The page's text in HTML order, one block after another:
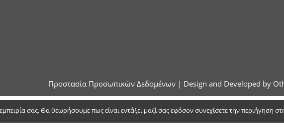
Προστασία Προσωπικών Δεδομένων | Design and Developed by
σας. Θα θεωρήσουμε πως είναι εντάξει μαζί σας εφόσον συνεχίσετε την περιήγηση